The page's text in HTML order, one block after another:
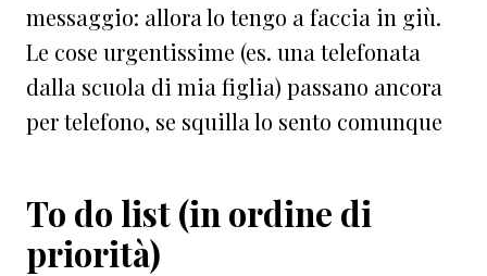
messaggio: allora lo tengo a faccia in giù.
Le cose urgentissime (es. una telefonata
dalla scuola di mia figlia) passano ancora
per telefono, se squilla lo sento comunque
To do list (in ordine di
priorità)